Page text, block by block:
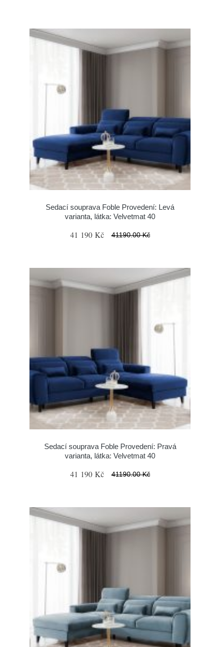
Sedací souprava Foble Provedení: Levá
varianta, látka: Velvetmat 40
41 190 Kč 41190.00 Kč
Sedací souprava Foble Provedení: Pravá
varianta, látka: Velvetmat 40
41 190 Kč 41190.00 Kč